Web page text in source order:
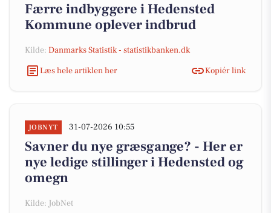
Færre indbyggere i Hedensted
Kommune oplever indbrud
Kilde: Danmarks Statistik - statistikbanken.dk
Læs hele artiklen her
Kopiér link
JOBNYT 31-07-2026 10:55
Savner du nye græsgange? - Her er
nye ledige stillinger i Hedensted og
omegn
Kilde: JobNet